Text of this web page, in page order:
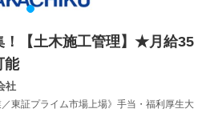
！【土木施工管理】★月給35
能
社
／東証プライム市場上場》手当・福利厚生大